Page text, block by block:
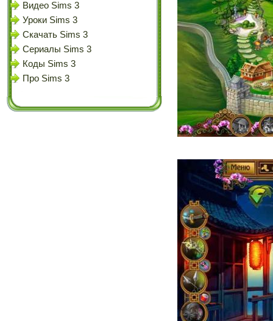
Видео Sims 3
Уроки Sims 3
Скачать Sims 3
Сериалы Sims 3
Коды Sims 3
Про Sims 3